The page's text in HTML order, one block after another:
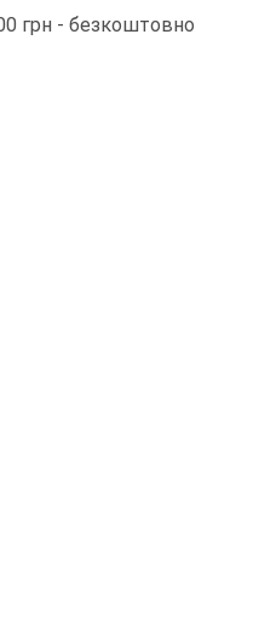
грн - безкоштовно